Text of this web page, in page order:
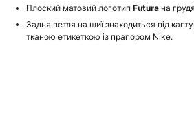
Плоский матовий логотип Futura на
Задня петля на шиї знаходиться під
тканою етикеткою із прапором Nike.